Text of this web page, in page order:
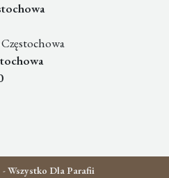
-Wszystko Dla Parafii